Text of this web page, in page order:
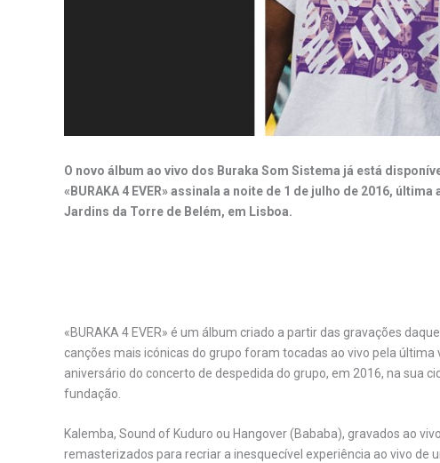
O novo álbum ao vivo dos Buraka Som Sistema já está
«BURAKA 4 EVER» assinala a noite de 1 de julho de 2016,
Jardins da Torre de Belém, em Lisboa.
«BURAKA 4 EVER» é um álbum criado a partir das gravações
canções mais icónicas do grupo foram tocadas ao vivo pela última
aniversário do concerto de despedida do grupo, em 2016, na sua
fundação.
Kalemba, Sound of Kuduro ou Hangover (Bababa), gravados ao
remasterizados para recriar a inesquecível experiência ao vivo de